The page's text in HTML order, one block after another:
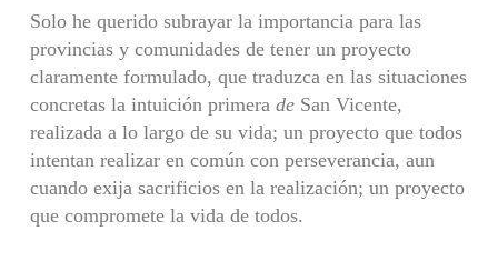
Solo he querido subrayar la importancia para las
provincias y comunidades de tener un proyecto
claramente formulado, que traduzca en las situaciones
concretas la intuición primera de San Vicente,
realizada a lo largo de su vida; un proyecto que todos
intentan realizar en común con perseverancia, aun
cuando exija sacrificios en la realización; un proyecto
que compromete la vida de todos.